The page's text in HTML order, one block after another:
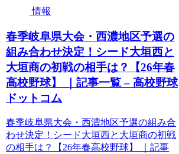
情報
春季岐阜県大会・西濃地区予選の
組み合わせ決定！シード大垣西と
大垣商の初戦の相手は？【26年春
高校野球】 ｜記事一覧 – 高校野球
ドットコム
春季岐阜県大会・西濃地区予選の組み合
わせ決定！シード大垣西と大垣商の初戦
の相手は？【26年春高校野球】 ｜記事